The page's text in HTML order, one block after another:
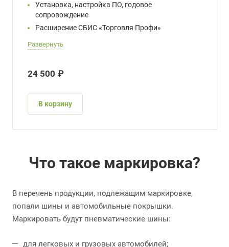
Установка, настройка ПО, годовое
сопровождение
Расширение СБИС «Торговля Профи»
Развернуть
24 500 ₽
В корзину
Что такое маркировка?
В перечень продукции, подлежащим маркировке,
попали шины и автомобильные покрышки.
Маркировать будут пневматические шины:
для легковых и грузовых автомобилей;